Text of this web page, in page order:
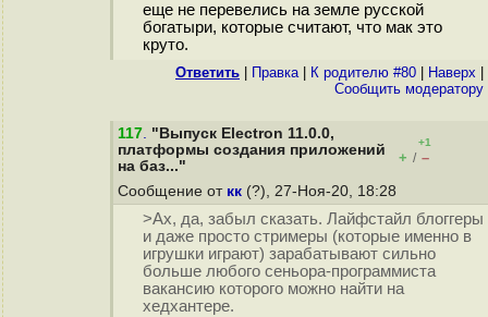
еще не перевелись на земле русской
богатыри, которые считают, что мак это
круто.
Ответить Правка| К родителю #80 Наверх
Cообщить модератору
117. "Выпуск Electron 11.0.0,
платформы создания приложений
на баз..."
+1
+ / –
Сообщение от кк (?), 27-Ноя-20, 18:28
>Ах, да, забыл сказать. Лайфстайл блоггеры
и даже просто стримеры (которые именно в
игрушки играют) зарабатывают сильно
больше любого сеньора-программиста
вакансию которого можно найти на
хедхантере.